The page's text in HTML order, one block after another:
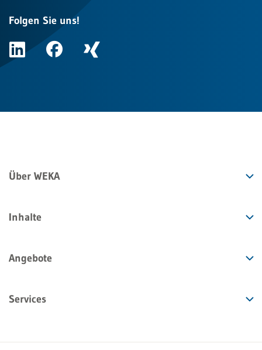
Folgen Sie uns!
Über WEKA
Inhalte
Angebote
Services